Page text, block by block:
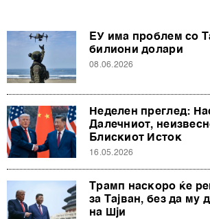
ЕУ има проблем со
билиони долари
08.06.2026
Неделен преглед:
Далечниот,
Блискиот Исток
16.05.2026
Трамп наскоро ќе
за Тајван, без да му
на Шји